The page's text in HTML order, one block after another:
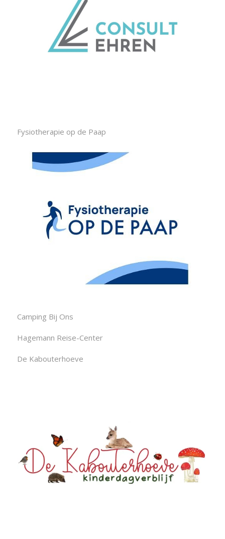
Fysiotherapie op de Paap
Camping Bij Ons
Hagemann Reise-Center
De Kabouterhoeve